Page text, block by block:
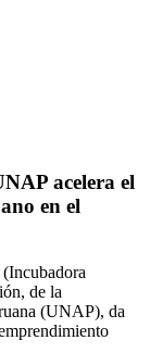
acelera el
en el
de la
(UNAP), da